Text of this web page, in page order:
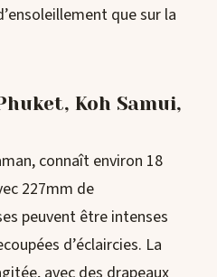
que sur la
Koh Samui,
connaît environ 18
227mm de
peuvent être intenses
d’éclaircies. La